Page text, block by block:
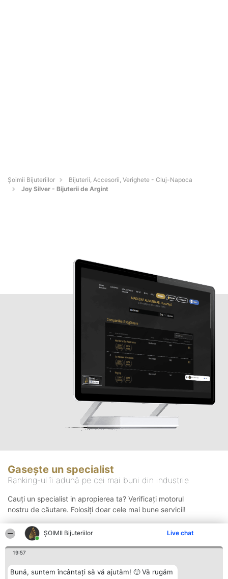
ŞOIMII Bijuteriilor Live chat
19:57
Bună, suntem încântați să vă ajutăm! 🙂 Vă rugăm
Şoimii Bijuteriilor
Bijuterii, Accesorii, Verighete - Cluj-Napoca
Joy Silver - Bijuterii de Argint
Gasește un specialist
Ranking-ul îi adună pe cei mai buni din industrie
Cauți un specialist in apropierea ta? Verificați motorul
nostru de căutare. Folosiți doar cele mai bune servicii!